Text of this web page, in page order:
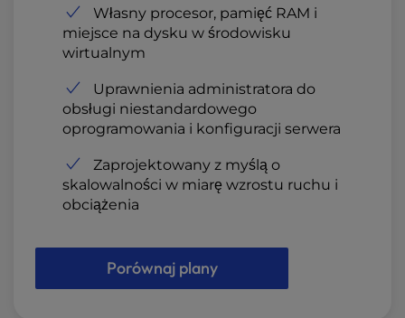
Własny procesor, pamięć RAM i
miejsce na dysku w środowisku
wirtualnym
Uprawnienia administratora do
obsługi niestandardowego
oprogramowania i konfiguracji serwera
Zaprojektowany z myślą o
skalowalności w miarę wzrostu ruchu i
obciążenia
Porównaj plany